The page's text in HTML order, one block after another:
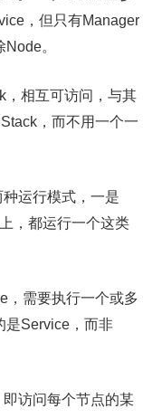
，但只有Manager
。
，相互可访问，与其
，而不用一个一
运行模式，一是
，都运行一个这类
，需要执行一个或多
是Service，而非
访问每个节点的某